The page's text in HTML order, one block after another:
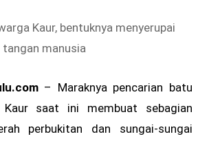
Kaur, bentuknya menyerupai
tangan manusia
– Maraknya pencarian batu
saat ini membuat sebagian
perbukitan dan sungai-sungai